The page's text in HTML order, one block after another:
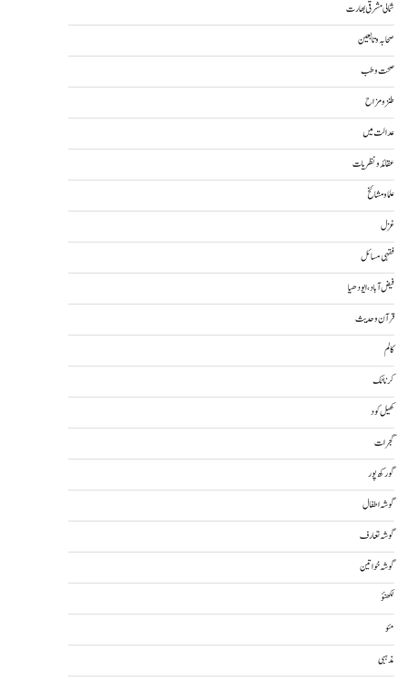
شمالی مشرقی بھارت
صحابہ و تابعین
صحت و طب
طنز و مزاح
عدالت میں
عقائد و نظریات
علما و مشائخ
غزل
فقہی مسائل
فیض آباد، ایودھیا
قرآن و حدیث
کالم
کرناٹک
کھیل کود
گجرات
گورکھ پور
گوشہ اطفال
گوشہ تعارف
گوشہ خواتین
لکھنؤ
مئو
مذہبی